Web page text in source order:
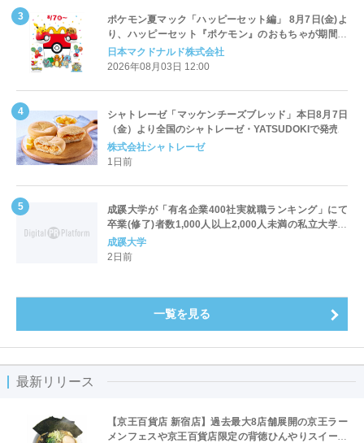
ポケモン夏マック「ハッピーセット編」 8月7日(金)よ
り、ハッピーセット『ポケモン』のおもちゃが期間限
定登場
日本マクドナルド株式会社
2026年08月03日 12:00
シャトレーゼ「マッケンチーズブレッド」本日8月7日
（金）より全国のシャトレーゼ・YATSUDOKIで発売
株式会社シャトレーゼ
1日前
成蹊大学が「有名企業400社実就職ランキング」にて
卒業(修了)者数1,000人以上2,000人未満の私立大学で
全国第1位を獲得！～実就職率は26.5%（前年比＋
4.3pt）に伸長、東京の私立大学でも10位にランクイン
成蹊大学
2日前
一覧を見る
最新リリース
【京王百貨店 新宿店】過去最大8店舗展開の京王ラー
メンフェスや京王百貨店限定の背徳ひんやりスイーツ